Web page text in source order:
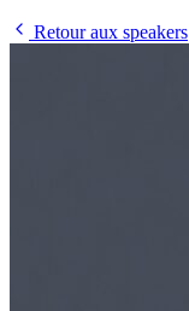
Retour aux speakers